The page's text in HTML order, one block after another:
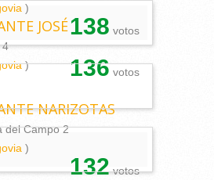
)
138 votos
JOSÉ
4
) 136 votos
NARIZOTAS
del Campo 2
)
132votos